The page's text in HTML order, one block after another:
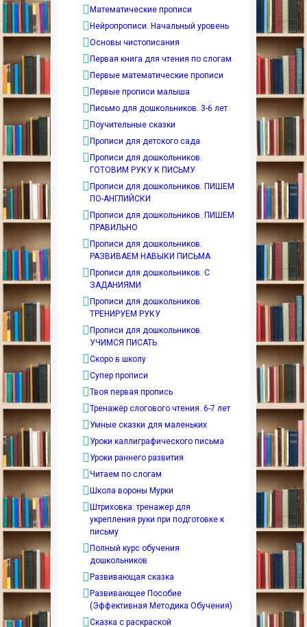
Математические прописи
Нейропрописи. Начальный уровень
Основы чистописания
Первая книга для чтения по слогам
Первые математические прописи
Первые прописи малыша
Письмо для дошкольников. 3-6 лет
Поучительные сказки
Прописи для детского сада
Прописи для дошкольников.
ГОТОВИМ РУКУ К ПИСЬМУ
Прописи для дошкольников. ПИШЕМ
ПО-АНГЛИЙСКИ
Прописи для дошкольников. ПИШЕМ
ПРАВИЛЬНО
Прописи для дошкольников.
РАЗВИВАЕМ НАВЫКИ ПИСЬМА
Прописи для дошкольников. С
ЗАДАНИЯМИ
Прописи для дошкольников.
ТРЕНИРУЕМ РУКУ
Прописи для дошкольников.
УЧИМСЯ ПИСАТЬ
Скоро в школу
Супер прописи
Твоя первая пропись
Тренажёр слогового чтения. 6-7 лет
Умные сказки для маленьких
Уроки каллиграфического письма
Уроки раннего развития
Читаем по слогам
Школа вороны Мурки
Штриховка: тренажер для
укрепления руки при подготовке к
письму
Полный курс обучения
дошкольников
Развивающая сказка
Развивающее Пособие
(Эффективная Методика Обучения)
Сказка с раскраской